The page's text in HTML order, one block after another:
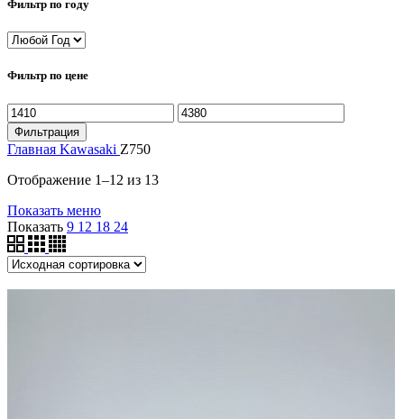
Фильтр по году
Фильтр по цене
Минимальная
цена
Максимальная
цена
Фильтрация
Главная Kawasaki Z750
Отображение 1–12 из 13
Показать меню
Показать 9 12 18 24